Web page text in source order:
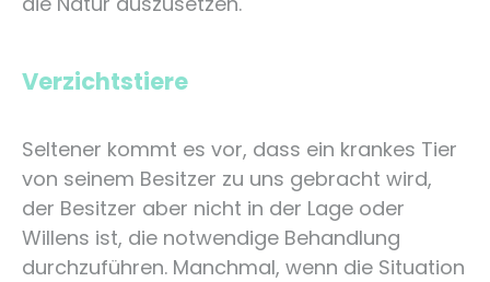
Verzichtstiere
Seltener kommt es vor, dass ein krankes Tier
von seinem Besitzer zu uns gebracht wird,
der Besitzer aber nicht in der Lage oder
Willens ist, die notwendige Behandlung
durchzuführen. Manchmal, wenn die Situation